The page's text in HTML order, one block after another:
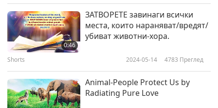
1:08
Shorts 2017-10-10 3442Преглед
5
1:27
Австрия: Държавен закон за
Shorts 2017-10-10 3251Преглед
0:46
ЗАТВОРЕТЕ завинаги всички
места, които нараняват/вредят/
убиват животни-хора.
Shorts 2024-05-14 4783 Преглед
Animal-People Protect Us by
Radiating Pure Love